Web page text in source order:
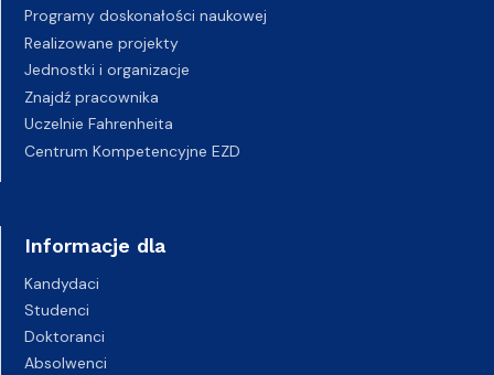
Programy doskonałości naukowej
Realizowane projekty
Jednostki i organizacje
Znajdź pracownika
Uczelnie Fahrenheita
Centrum Kompetencyjne EZD
Informacje dla
Kandydaci
Studenci
Doktoranci
Absolwenci